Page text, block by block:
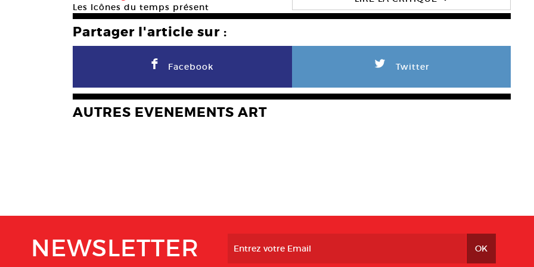
Les Icônes du temps présent
Partager l'article sur :
F Facebook L Twitter
AUTRES EVENEMENTS ART
NEWSLETTER